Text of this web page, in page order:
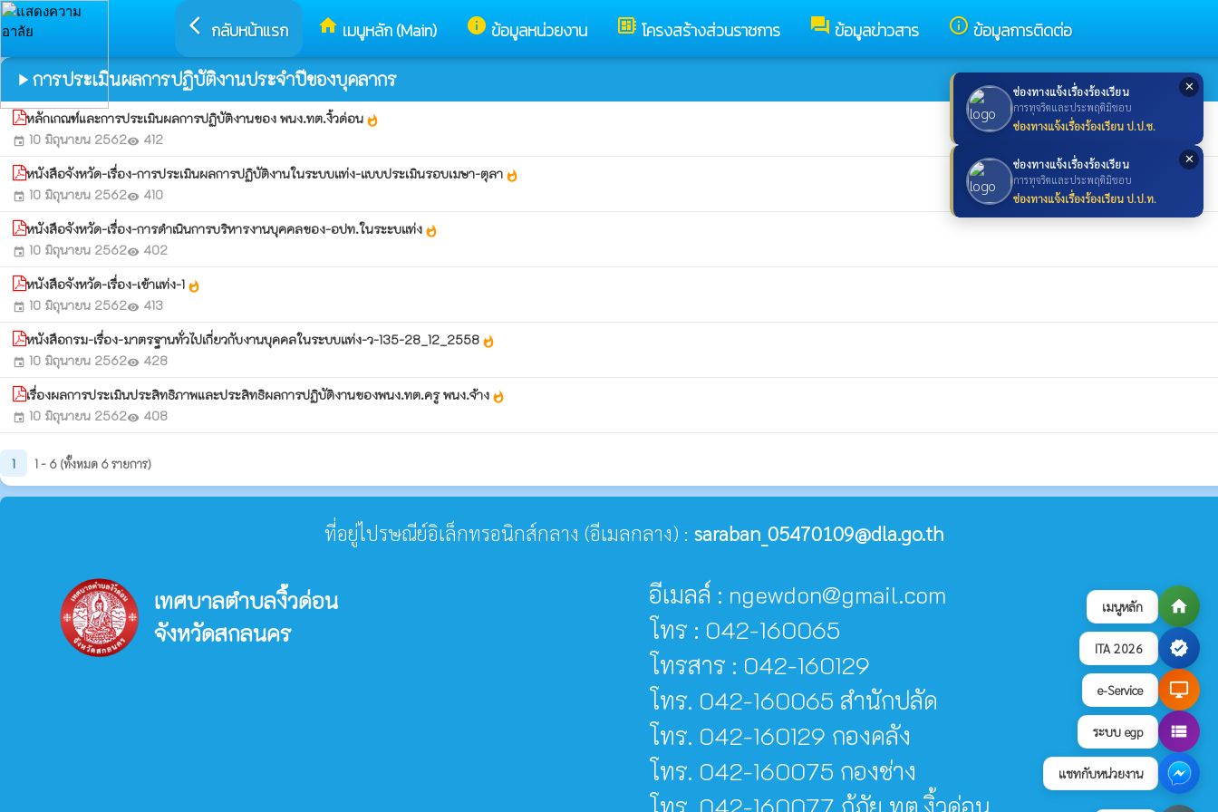
เมนูหลัก home
ITA 2026 verified
e-Service desktop_windows
ระบบ egp view_list
แชทกับหน่วยงาน
✕
ช่องทางแจ้งเรื่องร้องเรียน
การทุจริตและประพฤติมิชอบ
ช่องทางแจ้งเรื่องร้องเรียน ป.ป.ช.
✕
ช่องทางแจ้งเรื่องร้องเรียน
การทุจริตและประพฤติมิชอบ
ช่องทางแจ้งเรื่องร้องเรียน ป.ป.ท.
arrow_back_ios กลับหน้าแรก home เมนูหลัก (Main) info ข้อมูลหน่วยงาน developer_board โครงสร้างส่วนราชการ forum ข้อมูลข่าวสาร info_outline ข้อมูลการติดต่อ
play_arrow การประเมินผลการปฏิบัติงานประจำปีของบุคลากร
หลักเกณฑ์และการประเมินผลการปฏิบัติงานของ พนง.ทต.งิ้วด่อน whatshot
event 10 มิถุนายน 2562visibility 412
หนังสือจังหวัด-เรื่อง-การประเมินผลการปฏิบัติงานในระบบแท่ง-แบบประเมินรอบเมษา-ตุลา whatshot
event 10 มิถุนายน 2562visibility 410
หนังสือจังหวัด-เรื่อง-การดำเนินการบริหารงานบุคคลของ-อปท.ในระะบแท่ง whatshot
event 10 มิถุนายน 2562visibility 402
หนังสือจังหวัด-เรื่อง-เข้าแท่ง-1 whatshot
event 10 มิถุนายน 2562visibility 413
หนังสือกรม-เรื่อง-มาตรฐานทั่วไปเกี่ยวกับงานบุคคลในระบบแท่ง-ว-135-28_12_2558 whatshot
event 10 มิถุนายน 2562visibility 428
เรื่องผลการประเมินประสิทธิภาพและประสิทธิผลการปฏิบัติงานของพนง.ทต.ครู พนง.จ้าง whatshot
event 10 มิถุนายน 2562visibility 408
1 1 - 6 (ทั้งหมด 6 รายการ)
ที่อยู่ไปรษณีย์อิเล็กทรอนิกส์กลาง (อีเมลกลาง) : saraban_05470109@dla.go.th
เทศบาลตำบลงิ้วด่อน
จังหวัดสกลนคร
อีเมลล์ : ngewdon@gmail.com
โทร : 042-160065
โทรสาร : 042-160129
โทร. 042-160065 สำนักปลัด
โทร. 042-160129 กองคลัง
โทร. 042-160075 กองช่าง